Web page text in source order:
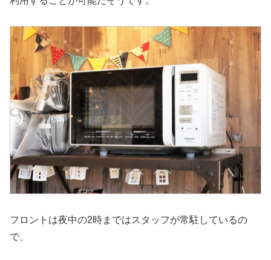
フロントは夜中の2時まではスタッフが常駐しているの
で、